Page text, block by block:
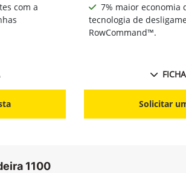
com a
7% maior economia
tecnologia de
RowCommand™.
Solicitar
1100